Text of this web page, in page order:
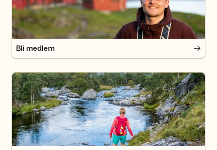
Bli medlem
150 dagsturer